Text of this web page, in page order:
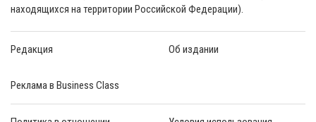
находящихся на территории Российской Федерации).
Редакция Об издании
Реклама в Business Class